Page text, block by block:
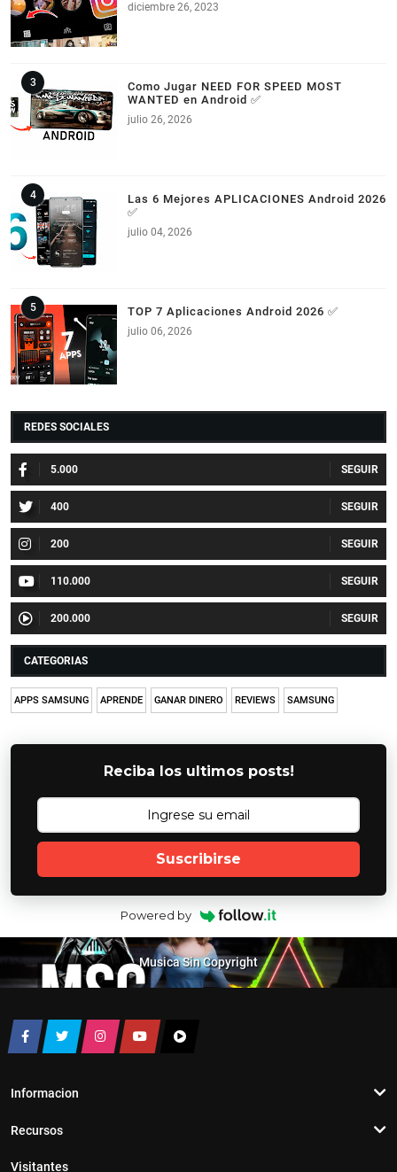
diciembre 26, 2023
Como Jugar NEED FOR SPEED MOST
WANTED en Android ✅
julio 26, 2026
Las 6 Mejores APLICACIONES Android 2026
✅
julio 04, 2026
TOP 7 Aplicaciones Android 2026 ✅
julio 06, 2026
REDES SOCIALES
5.000
400
200
110.000
200.000
CATEGORIAS
APPS SAMSUNG APRENDE GANAR DINERO REVIEWS SAMSUNG
Reciba los ultimos posts!
Suscribirse
Powered by
Musica Sin Copyright
Informacion
Recursos
Visitantes